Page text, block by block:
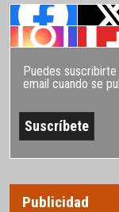
Puedes
email cuando se
Publicidad